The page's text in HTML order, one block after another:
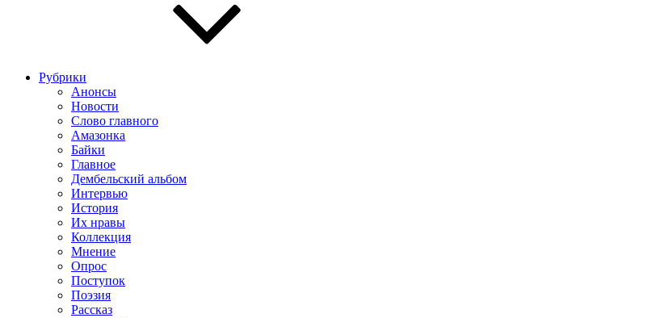
Рубрики
Анонсы
Новости
Слово главного
Амазонка
Байки
Главное
Дембельский альбом
Интервью
История
Их нравы
Коллекция
Мнение
Опрос
Поступок
Поэзия
Рассказ